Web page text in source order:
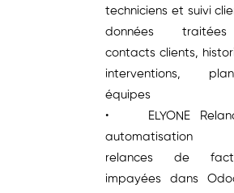
techniciens et suivi
données
contacts clients,
interventions,
équipes
• ELYONE
automatisation
relances de
impayées dans